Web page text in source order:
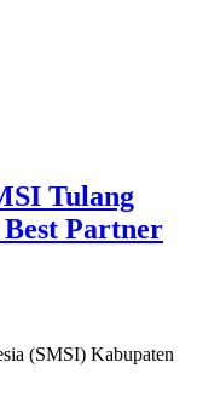
Tulang
Partner
(SMSI) Kabupaten